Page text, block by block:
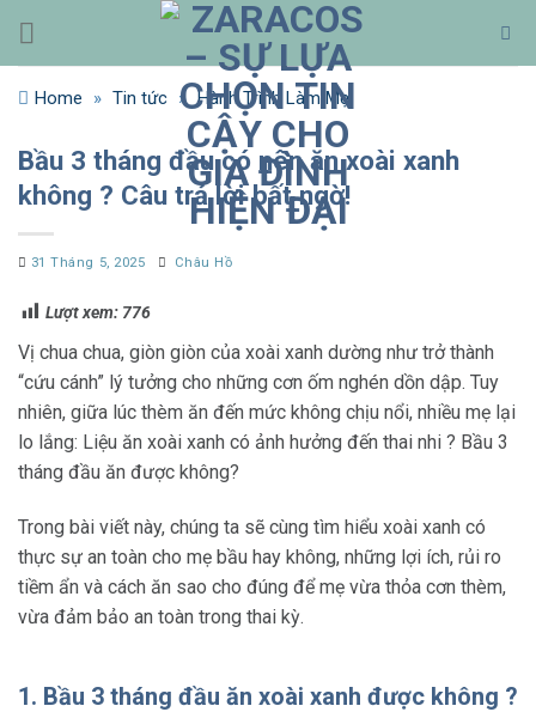
qua
nội
dungHome » Tin tức » Hành Trình Làm Mẹ
Bầu 3 tháng đầu có nên ăn xoài xanh
không ? Câu trả lời bất ngờ!
31 Tháng 5, 2025 Châu Hồ
Lượt xem: 776
Vị chua chua, giòn giòn của xoài xanh dường như trở thành
“cứu cánh” lý tưởng cho những cơn ốm nghén dồn dập. Tuy
nhiên, giữa lúc thèm ăn đến mức không chịu nổi, nhiều mẹ lại
lo lắng: Liệu ăn xoài xanh có ảnh hưởng đến thai nhi ? Bầu 3
tháng đầu ăn được không?
Trong bài viết này, chúng ta sẽ cùng tìm hiểu xoài xanh có
thực sự an toàn cho mẹ bầu hay không, những lợi ích, rủi ro
tiềm ẩn và cách ăn sao cho đúng để mẹ vừa thỏa cơn thèm,
vừa đảm bảo an toàn trong thai kỳ.
1. Bầu 3 tháng đầu ăn xoài xanh được không ?